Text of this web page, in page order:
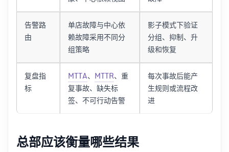
告警路
由
单店故障与中心依
赖故障采用不同分
组策略
影子模式下验证
分组、抑制、升
级和恢复
复盘指
标
MTTA、 MTTR、重
复事故、缺失标
签、不可行动告警
每次事故后能产
生规则或流程改
进
总部应该衡量哪些结果